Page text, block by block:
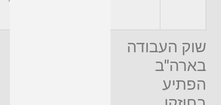
שוק העבודה
בארה"ב
הפתיע